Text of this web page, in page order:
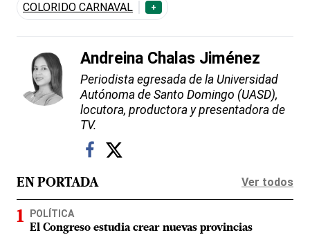
COLORIDO CARNAVAL +
Andreina Chalas Jiménez
Periodista egresada de la Universidad
Autónoma de Santo Domingo (UASD),
locutora, productora y presentadora de
TV.
EN PORTADA Ver todos
POLÍTICA
El Congreso estudia crear nuevas provincias